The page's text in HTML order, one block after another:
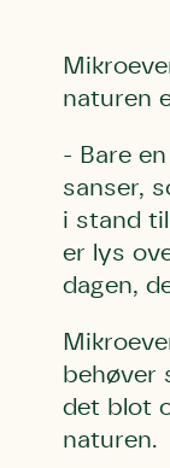
naturen
- Bare
sanser,
i stand
er lys
dagen,
behøver
det blot
naturen.